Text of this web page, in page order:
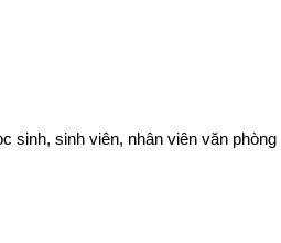
sinh, sinh viên, nhân viên văn phòng